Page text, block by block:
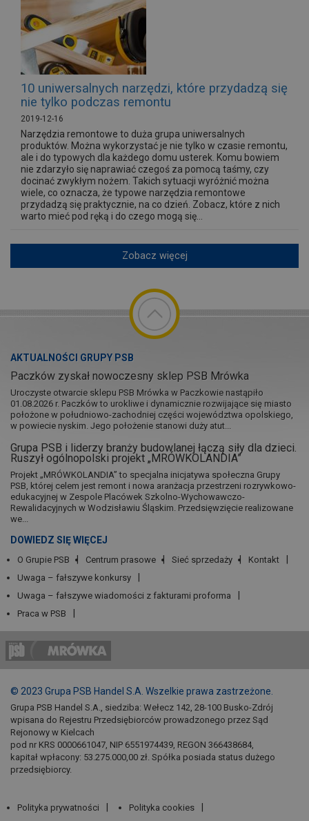
10 uniwersalnych narzędzi, które przydadzą się
nie tylko podczas remontu
2019-12-16
Narzędzia remontowe to duża grupa uniwersalnych
produktów. Można wykorzystać je nie tylko w czasie remontu,
ale i do typowych dla każdego domu usterek. Komu bowiem
nie zdarzyło się naprawiać czegoś za pomocą taśmy, czy
docinać zwykłym nożem. Takich sytuacji wyróżnić można
wiele, co oznacza, że typowe narzędzia remontowe
przydadzą się praktycznie, na co dzień. Zobacz, które z nich
warto mieć pod ręką i do czego mogą się...
Zobacz więcej
AKTUALNOŚCI GRUPY PSB
Paczków zyskał nowoczesny sklep PSB Mrówka
Uroczyste otwarcie sklepu PSB Mrówka w Paczkowie nastąpiło
01.08.2026 r. Paczków to urokliwe i dynamicznie rozwijające się miasto
położone w południowo-zachodniej części województwa opolskiego,
w powiecie nyskim. Jego położenie stanowi duży atut...
Grupa PSB i liderzy branży budowlanej łączą siły dla dzieci.
Ruszył ogólnopolski projekt „MRÓWKOLANDIA”
Projekt „MRÓWKOLANDIA” to specjalna inicjatywa społeczna Grupy
PSB, której celem jest remont i nowa aranżacja przestrzeni rozrywkowo-
edukacyjnej w Zespole Placówek Szkolno-Wychowawczo-
Rewalidacyjnych w Wodzisławiu Śląskim. Przedsięwzięcie realizowane
we...
DOWIEDZ SIĘ WIĘCEJ
O Grupie PSB Centrum prasowe Sieć sprzedaży
Kontakt
Uwaga – fałszywe konkursy
Uwaga – fałszywe wiadomości z fakturami proforma
Praca w PSB
© 2023 Grupa PSB Handel S.A. Wszelkie prawa zastrzeżone.
Grupa PSB Handel S.A., siedziba: Wełecz 142, 28-100 Busko-Zdrój
wpisana do Rejestru Przedsiębiorców prowadzonego przez Sąd
Rejonowy w Kielcach
pod nr KRS 0000661047, NIP 6551974439, REGON 366438684,
kapitał wpłacony: 53.275.000,00 zł. Spółka posiada status dużego
przedsiębiorcy.
Polityka prywatności
Polityka cookies